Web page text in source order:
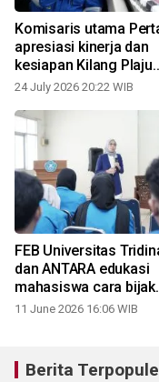
Komisaris utama
apresiasi kinerja dan
kesiapan Kilang Plaju
sebagai pelopor energi
24 July 2026 20:22 WIB
FEB Universitas
dan ANTARA edukasi
mahasiswa cara bijak
manfaatkan AI
11 June 2026 16:06 WIB
Berita